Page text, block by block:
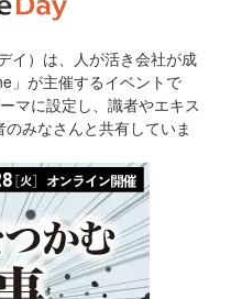
イ）は、人が活き会社が成
」が主催するイベントで
マに設定し、識者やエキス
みなさんと共有していま